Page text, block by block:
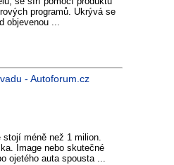
programů. Ukrývá se
objevenou ...
- Autoforum.cz
méně než 1 milion.
Image nebo skutečné
ojetého auta spousta ...